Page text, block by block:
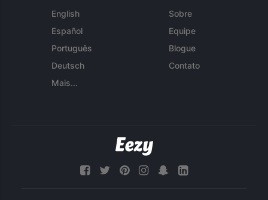
English
Español
Português
Deutsch
Mais...
Sobre
Equipe
Blogue
Contato